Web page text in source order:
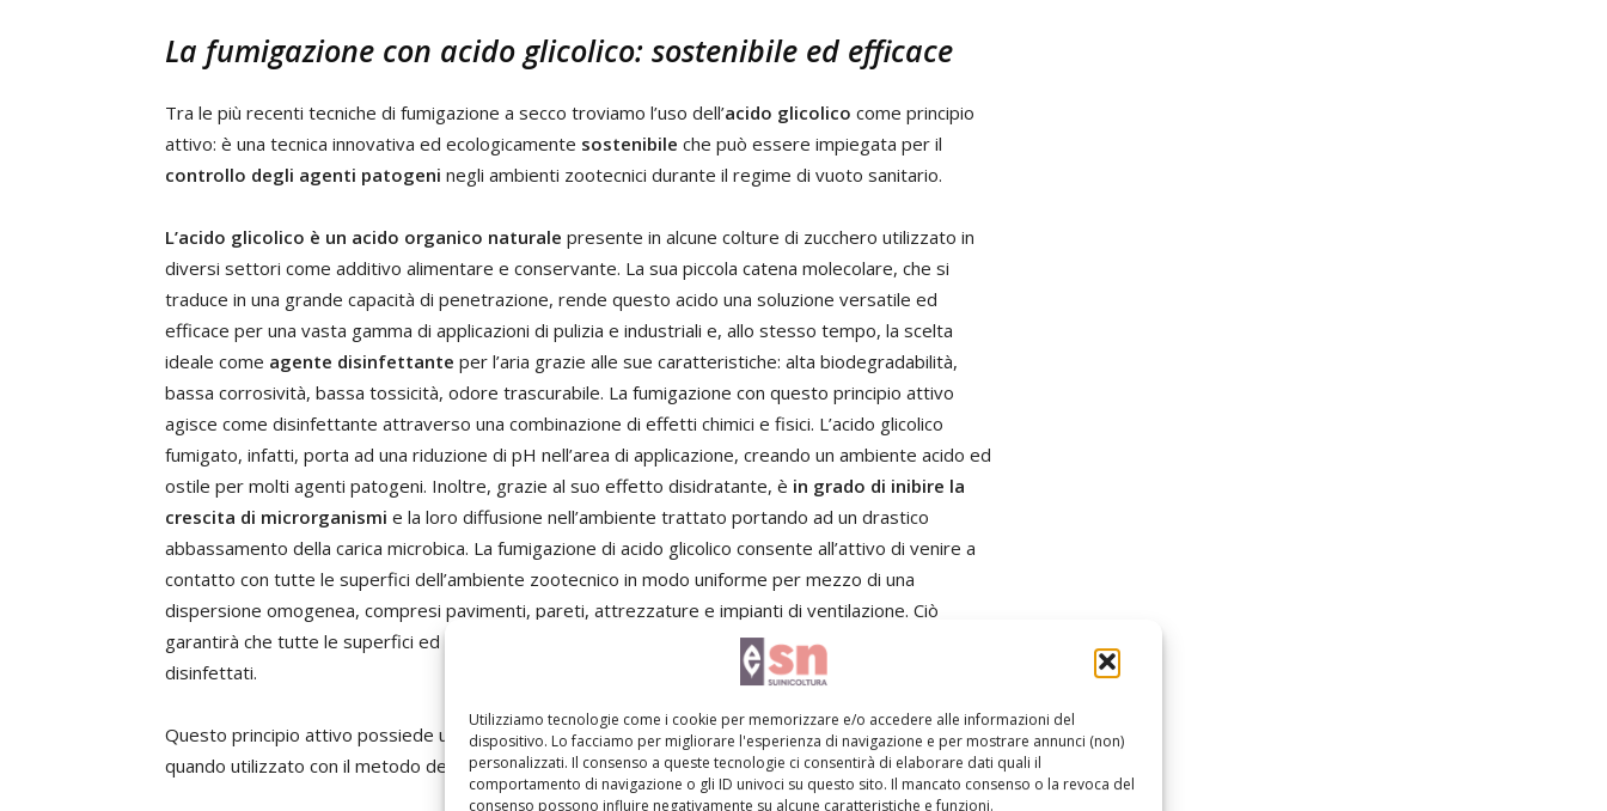
Utilizziamo tecnologie come i cookie per memorizzare e/o accedere alle informazioni del
dispositivo. Lo facciamo per migliorare l'esperienza di navigazione e per mostrare annunci (non)
personalizzati. Il consenso a queste tecnologie ci consentirà di elaborare dati quali il
comportamento di navigazione o gli ID univoci su questo sito. Il mancato consenso o la revoca del
consenso possono influire negativamente su alcune caratteristiche e funzioni.
La fumigazione con acido glicolico: sostenibile ed efficace
Tra le più recenti tecniche di fumigazione a secco troviamo l’uso dell’acido glicolico come principio
attivo: è una tecnica innovativa ed ecologicamente sostenibile che può essere impiegata per il
controllo degli agenti patogeni negli ambienti zootecnici durante il regime di vuoto sanitario.
L’acido glicolico è un acido organico naturale presente in alcune colture di zucchero utilizzato in
diversi settori come additivo alimentare e conservante. La sua piccola catena molecolare, che si
traduce in una grande capacità di penetrazione, rende questo acido una soluzione versatile ed
efficace per una vasta gamma di applicazioni di pulizia e industriali e, allo stesso tempo, la scelta
ideale come agente disinfettante per l’aria grazie alle sue caratteristiche: alta biodegradabilità,
bassa corrosività, bassa tossicità, odore trascurabile. La fumigazione con questo principio attivo
agisce come disinfettante attraverso una combinazione di effetti chimici e fisici. L’acido glicolico
fumigato, infatti, porta ad una riduzione di pH nell’area di applicazione, creando un ambiente acido ed
ostile per molti agenti patogeni. Inoltre, grazie al suo effetto disidratante, è in grado di inibire la
crescita di microrganismi e la loro diffusione nell’ambiente trattato portando ad un drastico
abbassamento della carica microbica. La fumigazione di acido glicolico consente all’attivo di venire a
contatto con tutte le superfici dell’ambiente zootecnico in modo uniforme per mezzo di una
dispersione omogenea, compresi pavimenti, pareti, attrezzature e impianti di ventilazione. Ciò
garantirà che tutte le superfici ed i materiali presenti nell’ambiente vengano adeguatamente
disinfettati.
Questo principio attivo possiede una comprovataattività battericida,fungicidaoltre chevirucida
quando utilizzato con il metodo della fumigazione.